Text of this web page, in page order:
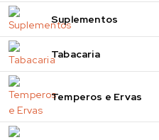
Suplementos
Tabacaria
Temperos e Ervas